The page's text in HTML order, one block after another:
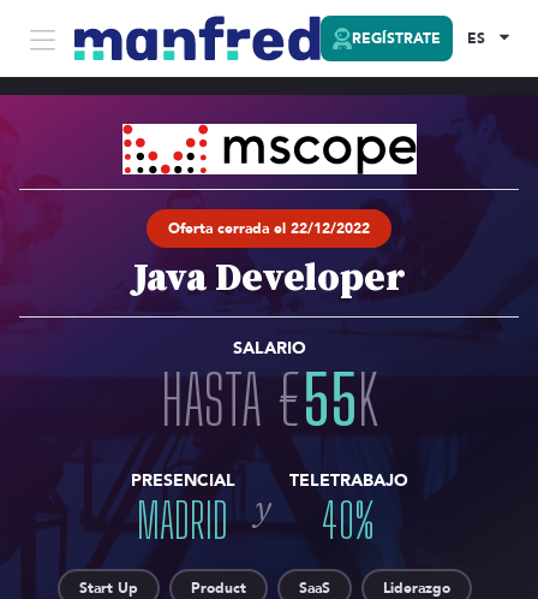
REGÍSTRATE ES
Oferta cerrada el 22/12/2022
Java Developer
SALARIO
HASTA€55K
PRESENCIAL
MADRID y
TELETRABAJO
40%
Start Up Product SaaS Liderazgo